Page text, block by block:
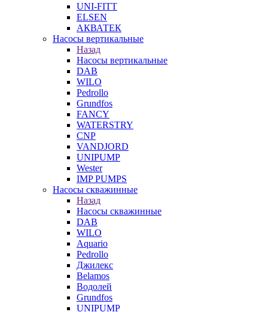
UNI-FITT
ELSEN
АКВАТЕК
Насосы вертикальные
Назад
Насосы вертикальные
DAB
WILO
Pedrollo
Grundfos
FANCY
WATERSTRY
CNP
VANDJORD
UNIPUMP
Wester
IMP PUMPS
Насосы скважинные
Назад
Насосы скважинные
DAB
WILO
Aquario
Pedrollo
Джилекс
Belamos
Водолей
Grundfos
UNIPUMP